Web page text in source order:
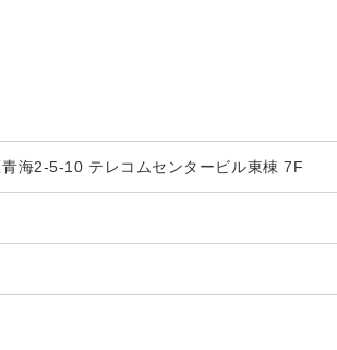
海2-5-10 テレコムセンタービル東棟 7F